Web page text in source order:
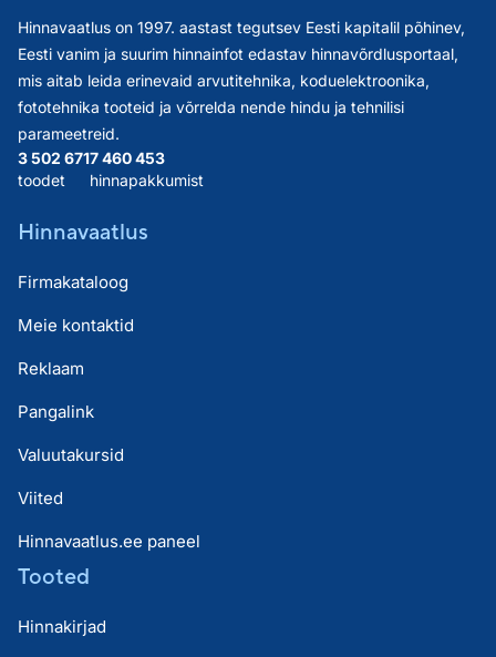
Hinnavaatlus on 1997. aastast tegutsev Eesti kapitalil põhinev,
Eesti vanim ja suurim hinnainfot edastav hinnavõrdlusportaal,
mis aitab leida erinevaid arvutitehnika, koduelektroonika,
fototehnika tooteid ja võrrelda nende hindu ja tehnilisi
parameetreid.
3 502 671
toodet
7 460 453
hinnapakkumist
Hinnavaatlus
Firmakataloog
Meie kontaktid
Reklaam
Pangalink
Valuutakursid
Viited
Hinnavaatlus.ee paneel
Tooted
Hinnakirjad